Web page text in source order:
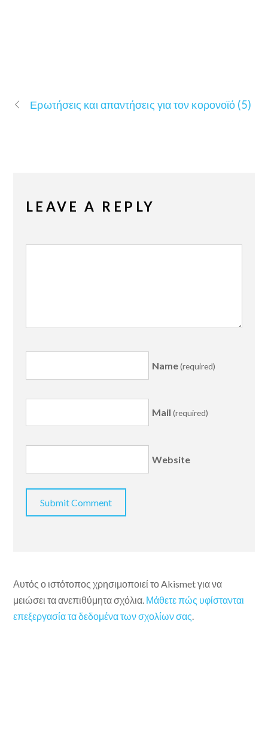
Ερωτήσεις και απαντήσεις για τον κορονοϊό (5)
LEAVE A REPLY
Name(required)
Mail (required)
Website
Αυτός ο ιστότοπος χρησιμοποιεί το Akismet για να
μειώσει τα ανεπιθύμητα σχόλια. Μάθετε πώς υφίστανται
επεξεργασία τα δεδομένα των σχολίων σας.